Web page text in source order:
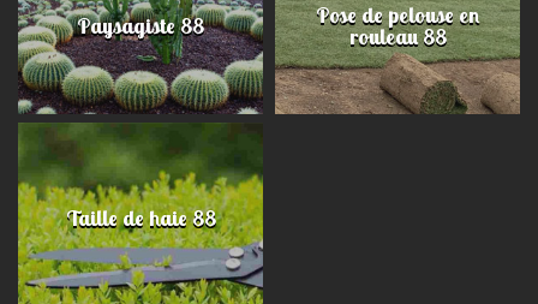
Paysagiste 88 Pose de pelouse en
rouleau 88
Taille de haie 88